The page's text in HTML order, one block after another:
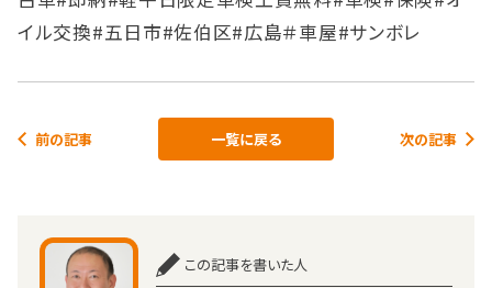
イル交換#五日市#佐伯区#広島＃車屋#サンボレ
前の記事 一覧に戻る 次の記事
この記事を書いた人